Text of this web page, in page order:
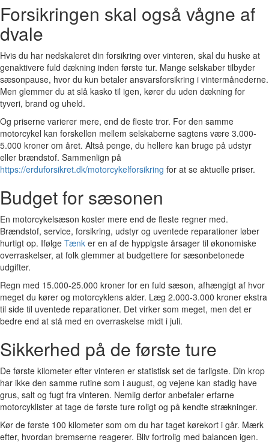
Forsikringen skal også vågne af
dvale
Hvis du har nedskaleret din forsikring over vinteren, skal du huske at
genaktivere fuld dækning inden første tur. Mange selskaber tilbyder
sæsonpause, hvor du kun betaler ansvarsforsikring i vintermånederne.
Men glemmer du at slå kasko til igen, kører du uden dækning for
tyveri, brand og uheld.
Og priserne varierer mere, end de fleste tror. For den samme
motorcykel kan forskellen mellem selskaberne sagtens være 3.000-
5.000 kroner om året. Altså penge, du hellere kan bruge på udstyr
eller brændstof. Sammenlign på
https://erduforsikret.dk/motorcykelforsikring for at se aktuelle priser.
Budget for sæsonen
En motorcykelsæson koster mere end de fleste regner med.
Brændstof, service, forsikring, udstyr og uventede reparationer løber
hurtigt op. Ifølge Tænk er en af de hyppigste årsager til økonomiske
overraskelser, at folk glemmer at budgettere for sæsonbetonede
udgifter.
Regn med 15.000-25.000 kroner for en fuld sæson, afhængigt af hvor
meget du kører og motorcyklens alder. Læg 2.000-3.000 kroner ekstra
til side til uventede reparationer. Det virker som meget, men det er
bedre end at stå med en overraskelse midt i juli.
Sikkerhed på de første ture
De første kilometer efter vinteren er statistisk set de farligste. Din krop
har ikke den samme rutine som i august, og vejene kan stadig have
grus, salt og fugt fra vinteren. Nemlig derfor anbefaler erfarne
motorcyklister at tage de første ture roligt og på kendte strækninger.
Kør de første 100 kilometer som om du har taget kørekort i går. Mærk
efter, hvordan bremserne reagerer. Bliv fortrolig med balancen igen.